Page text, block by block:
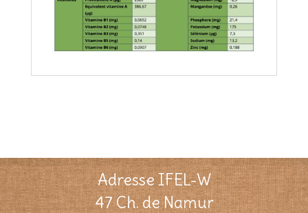
Adresse IFEL-W
47 Ch. de Namur